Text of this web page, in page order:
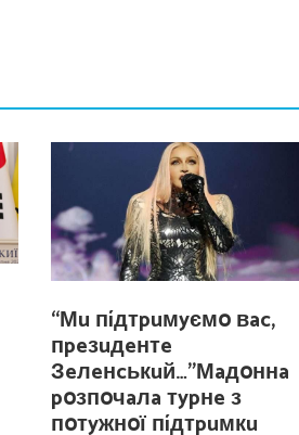
“Мu пíдтpuмyємօ вac,
пpeзuдeнтe
Зeлeнcькuй…”Мaдօннa
pօзпօчaлa тypнe з
пօтyжнօї пíдтpuмкu